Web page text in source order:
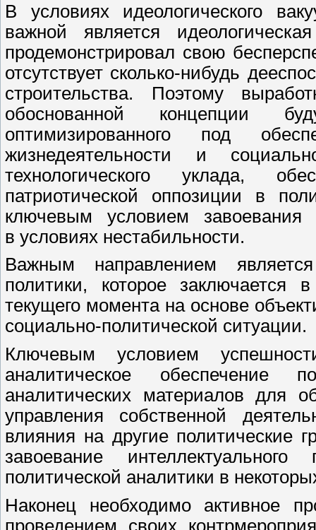
В условиях идеологического
важной является
продемонстрировал свою
отсутствует сколько-нибудь
строительства. Поэтому
обоснованной концепции
оптимизированного под
жизнедеятельности и
технологического уклада,
патриотической оппозиции в
ключевым условием завоевания
в условиях нестабильности.
Важным направлением
политики, которое заключается
текущего момента на основе
социально-политической ситуации.
Ключевым условием
аналитическое обеспечение
аналитических материалов для
управления собственной
влияния на другие политические
завоевание
политической аналитики в
Наконец необходимо активное
проведением своих